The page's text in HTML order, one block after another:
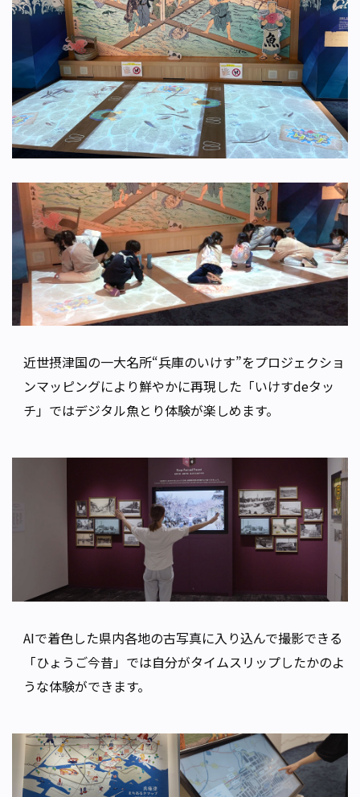
近世摂津国の一大名所“兵庫のいけす”をプロジェクショ
ンマッピングにより鮮やかに再現した「いけすdeタッ
チ」ではデジタル魚とり体験が楽しめます。
AIで着色した県内各地の古写真に入り込んで撮影できる
「ひょうご今昔」では自分がタイムスリップしたかのよ
うな体験ができます。